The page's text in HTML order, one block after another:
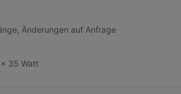
Änderungen auf Anfrage
35 Watt